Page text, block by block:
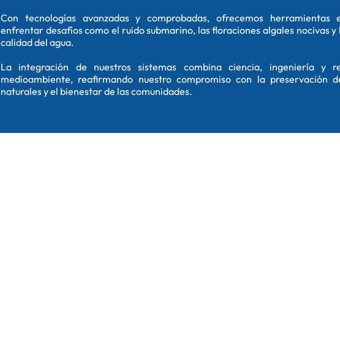
Con tecnologías avanzadas y comprobadas, ofrecemos herramientas
enfrentar desafíos como el ruido submarino, las floraciones algales nocivas y
calidad del agua.
La integración de nuestros sistemas combina ciencia, ingeniería y
medioambiente, reafirmando nuestro compromiso con la preservación
naturales y el bienestar de las comunidades.